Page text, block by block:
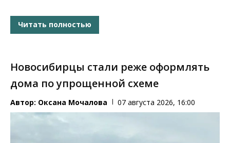
Читать полностью
Новосибирцы стали реже оформлять
дома по упрощенной схеме
Автор: Оксана Мочалова 07 августа 2026, 16:00